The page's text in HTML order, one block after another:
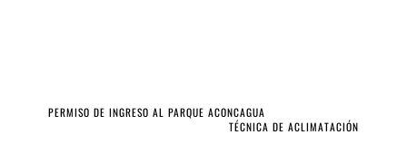
PERMISO DE INGRESO AL PARQUE ACONCAGUA
TÉCNICA DE ACLIMATACIÓN